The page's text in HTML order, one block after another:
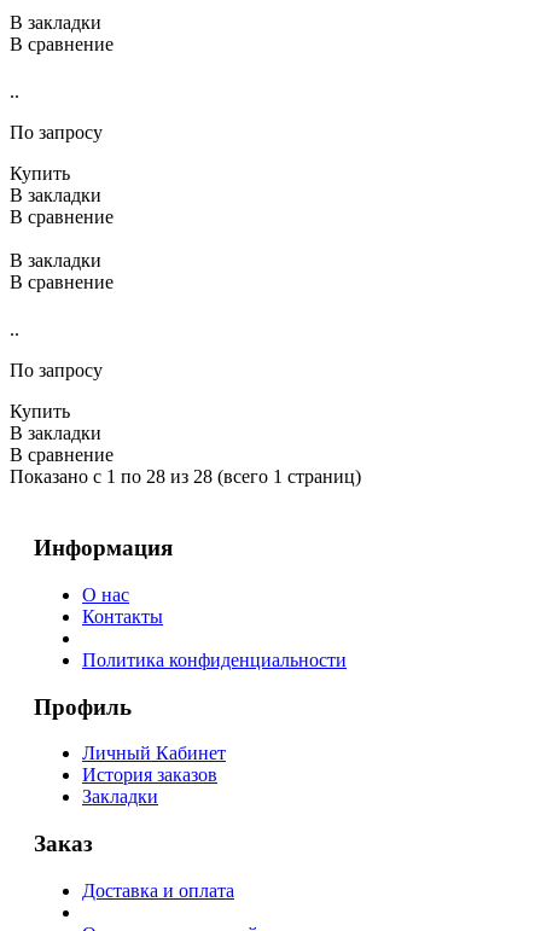
В закладки
В сравнение
..
По запросу
Купить
В закладки
В сравнение
В закладки
В сравнение
..
По запросу
Купить
В закладки
В сравнение
Показано с 1 по 28 из 28 (всего 1 страниц)
Информация
О нас
Контакты
Политика конфиденциальности
Профиль
Личный Кабинет
История заказов
Закладки
Заказ
Доставка и оплата